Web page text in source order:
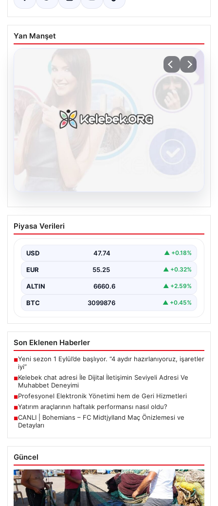
Yan Manşet
Kelebek chat adresi İle Dijital İletişimin
Seviyeli Adresi Ve Muhabbet Deneyimi
kurması ciddi bir hassasiyet barındırmaktadır. Halen
çeşitli…
Piyasa Verileri
USD 47.74 ▲ +0.18%
EUR 55.25 ▲ +0.32%
ALTIN 6660.6 ▲ +2.59%
BTC 3099876 ▲ +0.45%
Son Eklenen Haberler
■Yeni sezon 1 Eylül’de başlıyor. “4 aydır hazırlanıyoruz, işaretler
iyi”
■Kelebek chat adresi İle Dijital İletişimin Seviyeli Adresi Ve
Muhabbet Deneyimi
■Profesyonel Elektronik Yönetimi hem de Geri Hizmetleri
■Yatırım araçlarının haftalık performansı nasıl oldu?
■CANLI | Bohemians – FC Midtjylland Maç Önizlemesi ve
Detayları
Güncel